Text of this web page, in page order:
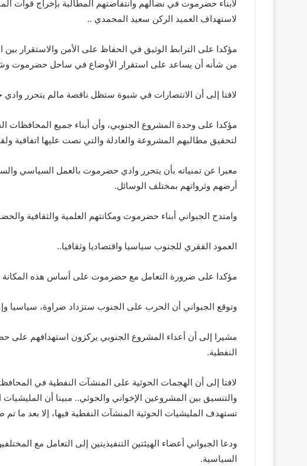
لأبناء حضرموت في نضالهم وانتفاضتهم المطالبة بإخراج قوات
لاستهداف العميد الركن سعيد المحمدي ..
مؤكدا على الترابط الوثيق في الحفاظ على الأمن والاستقرار
من شأنه أن يساعد على استقرار الأوضاع في ساحل حضرموت
لافتا إلى أن الانتصارات في شبوة ستظل ناقصة مالم يتحرر
مؤكدا على وحدة المشروع الجنوبي، وأن أبناء جميع
لتحقيق مطالبهم المشروعة والعادلة والتي نصت عليها اتفاقية
معبرا عن تمنياته بأن يتحرر وادي حضرموت بالعمل السياسي
أرضهم وثرواتهم بمختلف الوسائل.
وامتدح الجبواني أبناء حضرموت ومكانتهم العلمية والثقافية
العمود الفقري للجنوب سياسيا واقتصاديا وثقافيا..
مؤكدا على ضرورة التعامل مع حضرموت على أساس هذه المكانة
وتوقع الجبواني أن الحرب على الجنوب ستزداد ضراوة، سياسيا
مشيرا إلى أن أعداء المشروع الجنوبي يركزون استهدافهم على
النفطية.
لافتا إلى أن الهجمات الحوثية على المنشآت النفطية في
والتنسيق بين المشروعين الإخواني والحوثي.. مبينا أن
تستهدف المليشيات الحوثية المنشآت النفطية فيها، إلا بعد ما
ودعا الجبواني أعضاء الهيئتين التنفيذيتين إلى التعامل مع
السياسية.